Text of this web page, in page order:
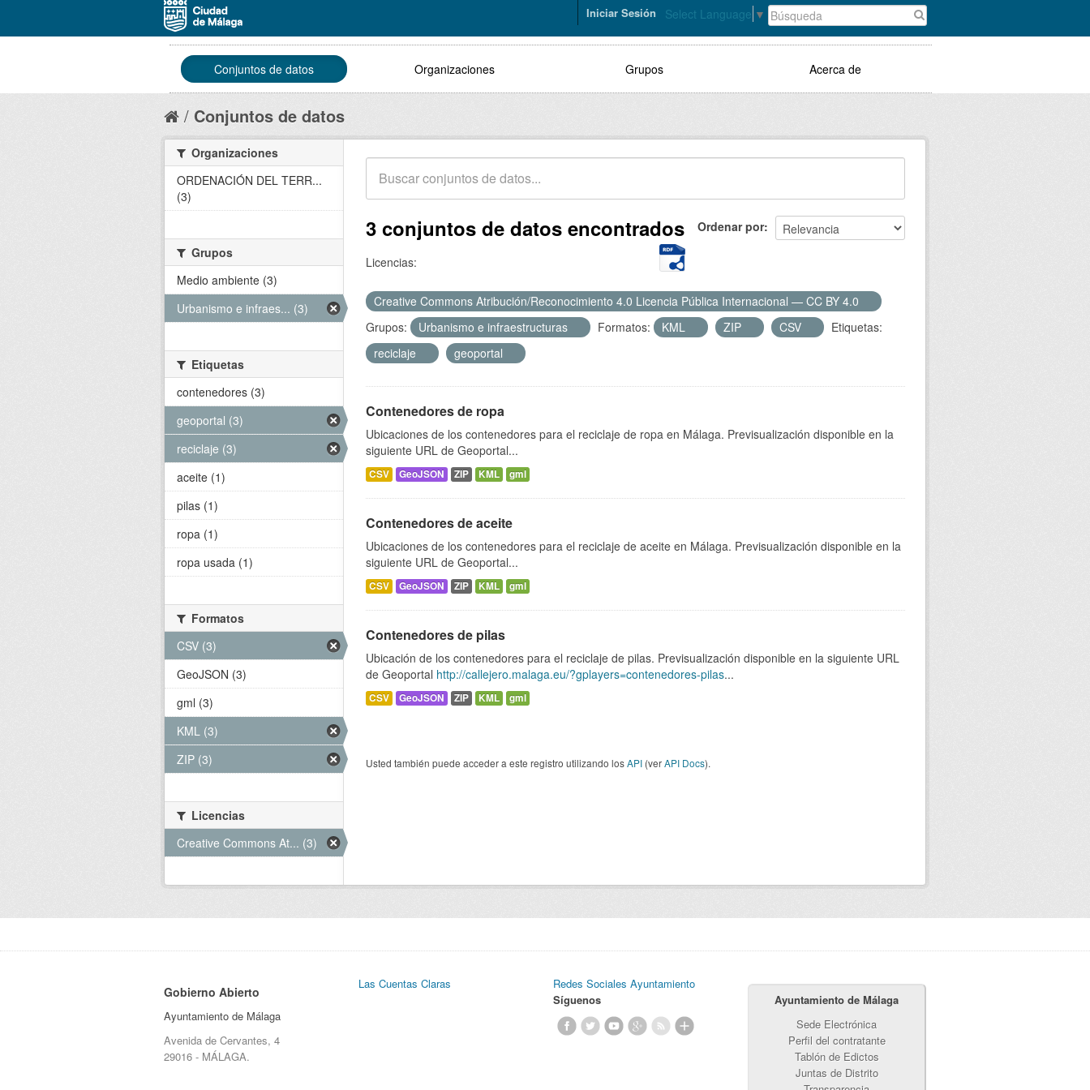
Select Language ▼
Iniciar Sesión
Conjuntos de datos Organizaciones Grupos Acerca de
Conjuntos de datos
Ordenar por
3 conjuntos de datos encontrados
Licencias:
Creative Commons Atribución/Reconocimiento 4.0 Licencia Pública Internacional — CC BY 4.0
Grupos:
Urbanismo e infraestructuras Formatos: KML ZIP CSV
Etiquetas:
reciclaje
geoportal
Contenedores de ropa
Ubicaciones de los contenedores para el reciclaje de ropa en Málaga. Previsualización disponible en la
siguiente URL de Geoportal...
CSV GeoJSON ZIP KML gml
Contenedores de aceite
Ubicaciones de los contenedores para el reciclaje de aceite en Málaga. Previsualización disponible en la
siguiente URL de Geoportal...
CSV GeoJSON ZIP KML gml
Contenedores de pilas
Ubicación de los contenedores para el reciclaje de pilas. Previsualización disponible en la siguiente URL
de Geoportal http://callejero.malaga.eu/?gplayers=contenedores-pilas...
CSV GeoJSON ZIP KML gml
Usted también puede acceder a este registro utilizando losAPI (verAPI Docs).
Organizaciones
ORDENACIÓN DEL TERR...
(3)
Grupos
Medio ambiente (3)
Urbanismo e infraes... (3)
Etiquetas
contenedores (3)
geoportal (3)
reciclaje (3)
aceite (1)
pilas (1)
ropa (1)
ropa usada (1)
Formatos
CSV (3)
GeoJSON (3)
gml (3)
KML (3)
ZIP (3)
Licencias
Creative Commons At... (3)
Gobierno Abierto
Ayuntamiento de Málaga
Avenida de Cervantes, 4
29016 - MÁLAGA.
Las Cuentas Claras
Redes Sociales Ayuntamiento
Síguenos
Ayuntamiento de Málaga
Sede Electrónica
Perfil del contratante
Tablón de Edictos
Juntas de Distrito